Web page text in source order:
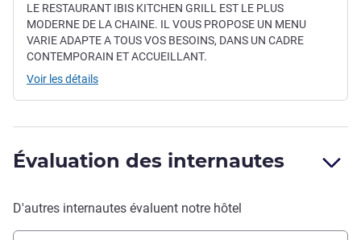
LE RESTAURANT IBIS KITCHEN GRILL EST LE PLUS
MODERNE DE LA CHAINE. IL VOUS PROPOSE UN MENU
VARIE ADAPTE A TOUS VOS BESOINS, DANS UN CADRE
CONTEMPORAIN ET ACCUEILLANT.
Voir les détails
Évaluation des internautes
D'autres internautes évaluent notre hôtel